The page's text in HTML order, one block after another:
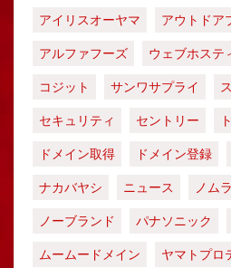
アイリスオーヤマ
アウトドア
アルファフーズ
ウェブホステ
コジット
サンワサプライ
セキュリティ
セントリー
ドメイン取得
ドメイン登録
ナカバヤシ
ニュース
ノム
ノーブランド
パナソニック
ムームードメイン
ヤマトプロ